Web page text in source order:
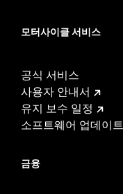
모터사이클 서비스
공식 서비스
사용자 안내서
유지 보수 일정
소프트웨어 업데이트
금융